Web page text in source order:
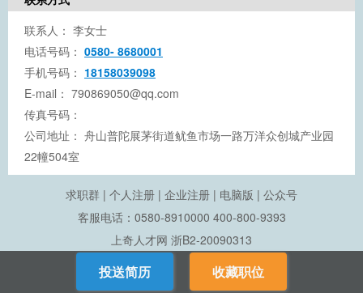
联系人： 李女士
电话号码： 0580- 8680001
手机号码： 18158039098
E-mail： 790869050@qq.com
传真号码：
公司地址： 舟山普陀展茅街道鱿鱼市场一路万洋众创城产业园
22幢504室
投送简历 收藏职位
求职群 | 个人注册 | 企业注册 | 电脑版 | 公众号
客服电话：0580-8910000 400-800-9393
上奇人才网 浙B2-20090313